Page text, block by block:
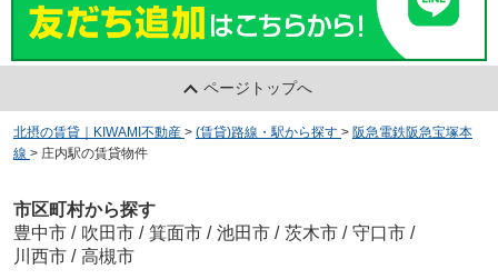
ページトップへ
北摂の賃貸｜KIWAMI不動産 > (賃貸)路線・駅から探す > 阪急電鉄阪急宝塚本
線 > 庄内駅の賃貸物件
市区町村から探す
豊中市 / 吹田市 / 箕面市 / 池田市 / 茨木市 / 守口市 /
川西市 / 高槻市